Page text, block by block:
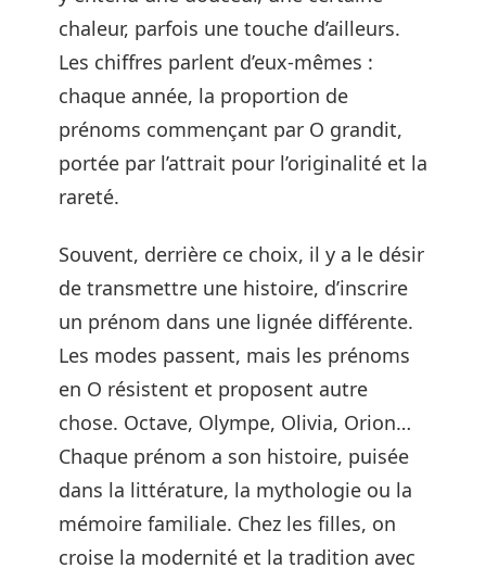
chaleur, parfois une touche d’ailleurs.
Les chiffres parlent d’eux-mêmes :
chaque année, la proportion de
prénoms commençant par O grandit,
portée par l’attrait pour l’originalité et la
rareté.
Souvent, derrière ce choix, il y a le désir
de transmettre une histoire, d’inscrire
un prénom dans une lignée différente.
Les modes passent, mais les prénoms
en O résistent et proposent autre
chose. Octave, Olympe, Olivia, Orion…
Chaque prénom a son histoire, puisée
dans la littérature, la mythologie ou la
mémoire familiale. Chez les filles, on
croise la modernité et la tradition avec